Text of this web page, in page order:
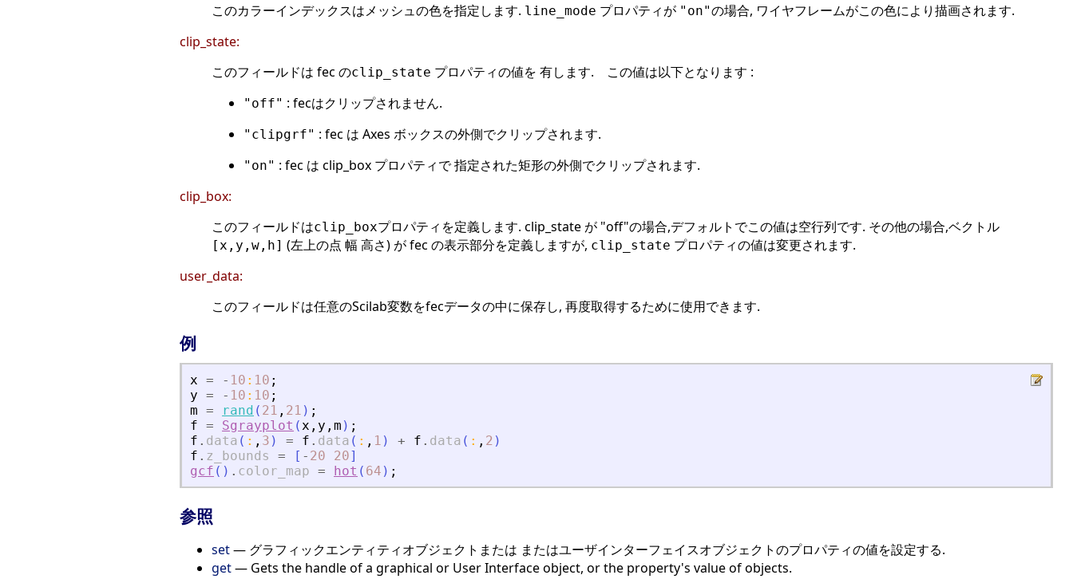
このカラーインデックスはメッシュの色を指定します. line_mode プロパティが "on"の場合, ワイヤフレームがこの色により描画されます.
clip_state:
このフィールドは fec のclip_state プロパティの値を 有します. この値は以下となります :
"off" : fecはクリップされません.
"clipgrf" : fec は Axes ボックスの外側でクリップされます.
"on" : fec は clip_box プロパティで 指定された矩形の外側でクリップされます.
clip_box:
このフィールドはclip_boxプロパティを定義します. clip_state が "off"の場合,デフォルトでこの値は空行列です. その他の場合,ベクトル
[x,y,w,h] (左上の点 幅 高さ) が fec の表示部分を定義しますが, clip_state プロパティの値は変更されます.
user_data:
このフィールドは任意のScilab変数をfecデータの中に保存し, 再度取得するために使用できます.
例
x = - 10 : 10 ;
y = - 10 : 10 ;
m = rand ( 21 , 21 ) ;
f = Sgrayplot (x , y , m ) ;
f . data ( : , 3 ) = f . data ( : , 1 ) + f . data ( : , 2 )
f . z_bounds = [ - 20 20]
gcf ( ) . color_map = hot ( 64 ) ;
参照
set— グラフィックエンティティオブジェクトまたは またはユーザインターフェイスオブジェクトのプロパティの値を設定する.
get— Gets the handle of a graphical or User Interface object, or the property's value of objects.